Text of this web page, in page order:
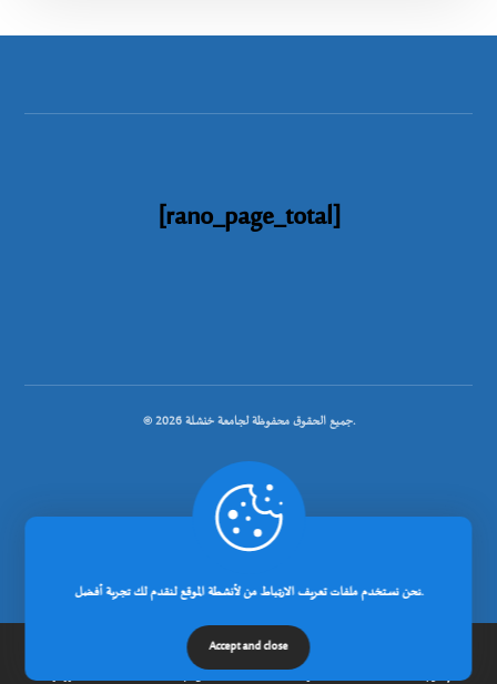
[rano_page_total]
© جميع الحقوق محفوظة لجامعة خنشلة 2026.
.
الرئيسية عن الجامعة مدونة إتصل بنا
نحن نستخدم ملفات تعريف الارتباط من لأنشطة الموقع لنقدم لك تجربة أفضل.
Accept and close